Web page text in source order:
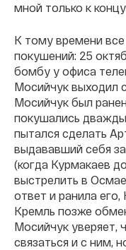
мной только к
К тому времени
покушений: 25
бомбу у офиса
Мосийчук выходил
Мосийчук был
покушались дважды
пытался сделать
выдававший себя
(когда Курмакаев
выстрелить в
ответ и ранила
Кремль позже
Мосийчук уверяет,
связаться и с ним,